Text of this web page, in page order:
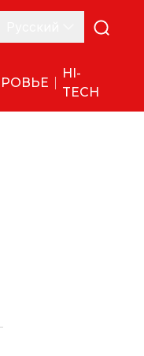
HI-
TECH